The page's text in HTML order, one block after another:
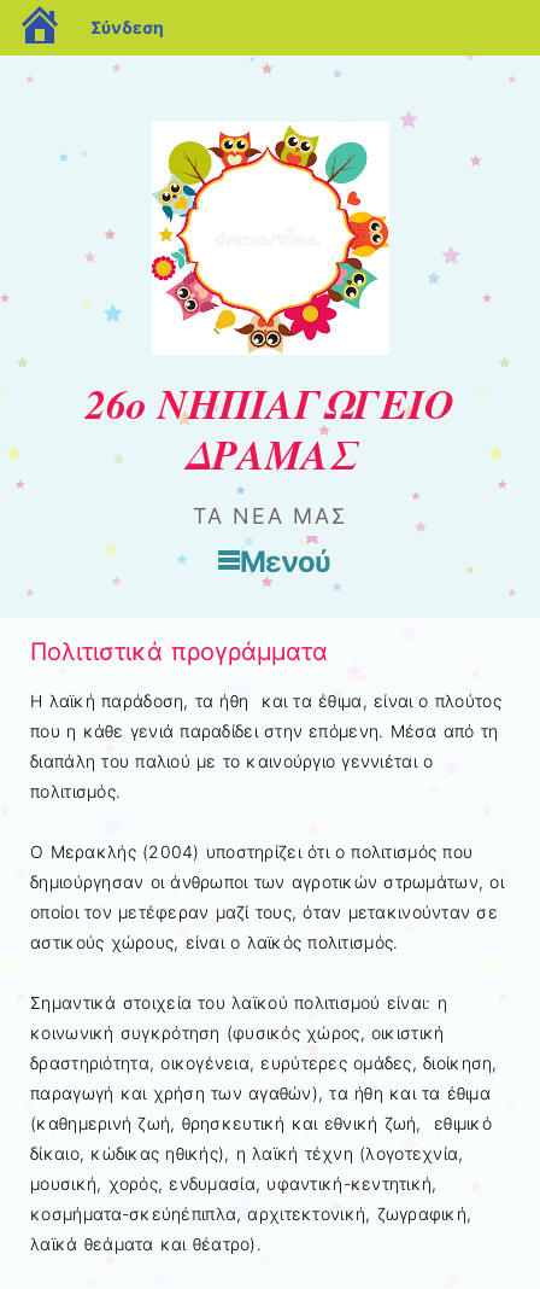
blogs.sch.gr
Σύνδεση
26ο ΝΗΠΙΑΓΩΓΕΙΟ
ΔΡΑΜΑΣ
ΤΑ ΝΈΑ ΜΑΣ
Μενού
Μετάβαση στο περιεχόμενο
Πολιτιστικά προγράμματα
Η λαϊκή παράδοση, τα ήθη και τα έθιµα, είναι ο πλούτος
που η κάθε γενιά παραδίδει στην επόµενη. Μέσα από τη
διαπάλη του παλιού µε το καινούργιο γεννιέται ο
πολιτισµός.
Ο Μερακλής (2004) υποστηρίζει ότι ο πολιτισµός που
δηµιούργησαν οι άνθρωποι των αγροτικών στρωµάτων, οι
οποίοι τον µετέφεραν µαζί τους, όταν µετακινούνταν σε
αστικούς χώρους, είναι ο λαϊκός πολιτισµός.
Σηµαντικά στοιχεία του λαϊκού πολιτισµού είναι: η
κοινωνική συγκρότηση (φυσικός χώρος, οικιστική
δραστηριότητα, οικογένεια, ευρύτερες οµάδες, διοίκηση,
παραγωγή και χρήση των αγαθών), τα ήθη και τα έθιµα
(καθηµερινή ζωή, θρησκευτική και εθνική ζωή, εθιµικό
δίκαιο, κώδικας ηθικής), η λαϊκή τέχνη (λογοτεχνία,
µουσική, χορός, ενδυµασία, υφαντική-κεντητική,
κοσµήµατα-σκεύηέπιπλα, αρχιτεκτονική, ζωγραφική,
λαϊκά θεάµατα και θέατρο).